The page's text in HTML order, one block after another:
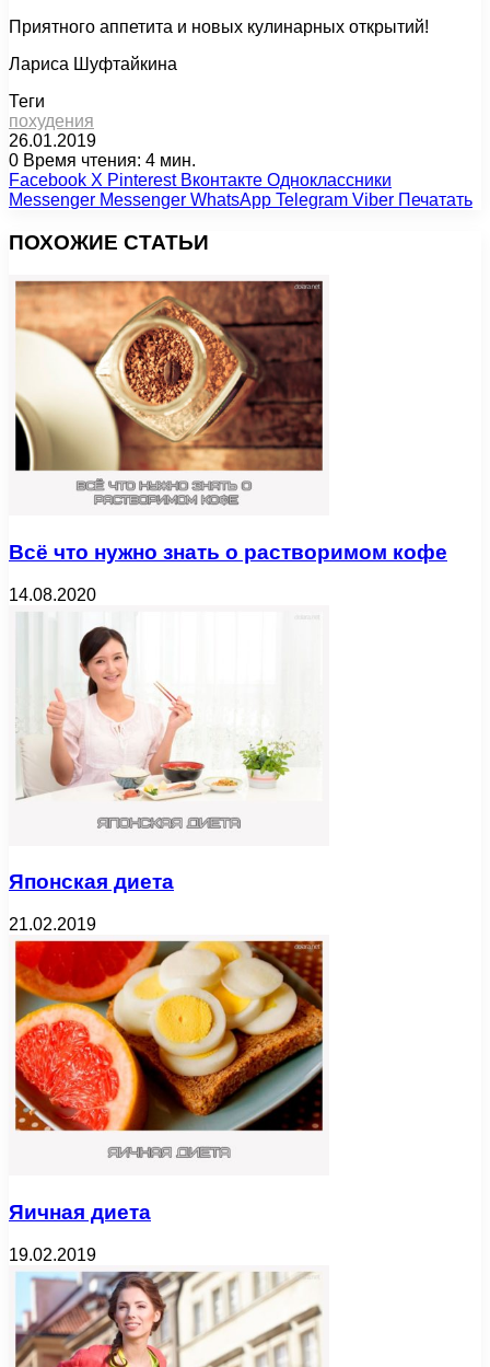
Приятного аппетита и новых кулинарных открытий!
Лариса Шуфтайкина
Теги
похудения
26.01.2019
0 Время чтения: 4 мин.
Facebook X Pinterest Вконтакте Одноклассники
Messenger Messenger WhatsApp Telegram Viber Печатать
ПОХОЖИЕ СТАТЬИ
Всё что нужно знать о растворимом кофе
14.08.2020
Японская диета
21.02.2019
Яичная диета
19.02.2019